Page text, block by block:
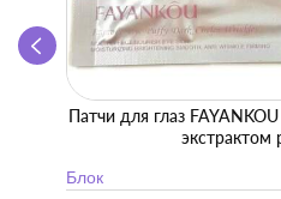
Патчи для глаз
экстрактом
Блок